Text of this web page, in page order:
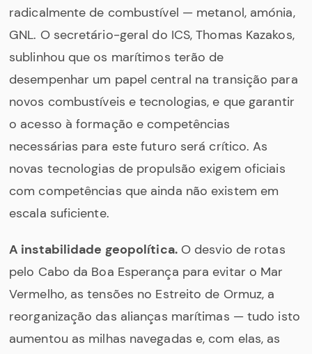
radicalmente de combustível — metanol, amónia,
GNL. O secretário-geral do ICS, Thomas Kazakos,
sublinhou que os marítimos terão de
desempenhar um papel central na transição para
novos combustíveis e tecnologias, e que garantir
o acesso à formação e competências
necessárias para este futuro será crítico. As
novas tecnologias de propulsão exigem oficiais
com competências que ainda não existem em
escala suficiente.
A instabilidade geopolítica.O desvio de rotas
pelo Cabo da Boa Esperança para evitar o Mar
Vermelho, as tensões no Estreito de Ormuz, a
reorganização das alianças marítimas — tudo isto
aumentou as milhas navegadas e, com elas, as